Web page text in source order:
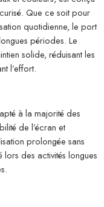
Que ce soit pour
quotidienne, le port
périodes. Le
solide, réduisant les
l’effort.
à la majorité des
de l’écran et
prolongée sans
des activités longues